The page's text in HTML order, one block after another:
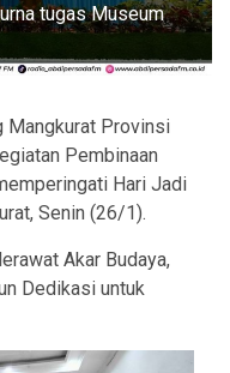
tugas Museum
Mangkurat Provinsi
Pembinaan
Hari Jadi
Senin (26/1).
Akar Budaya,
Dedikasi untuk